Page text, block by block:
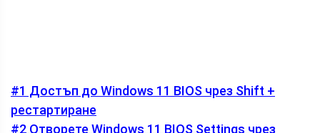
#1 Достъп до Windows 11 BIOS чрез Shift +
рестартиране
#2 Отворете Windows 11 BIOS Settings чрез